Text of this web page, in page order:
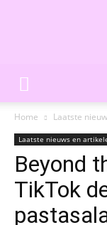
Home Laatste
Laatste nieuws en
Beyond
TikTok